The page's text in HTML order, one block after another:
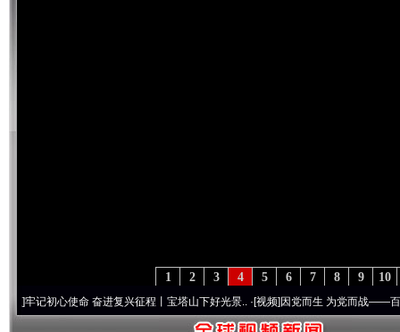
10
9
8
7
6
5
4
3
2
1
使命 奋进复兴征程丨宝塔山下好光景..·[视频]因党而生 为党而战——百年“纪”事⑧